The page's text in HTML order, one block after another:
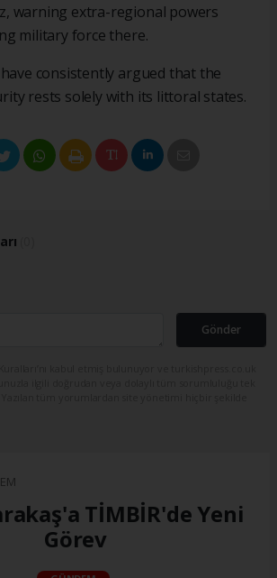
warning extra-regional powers
military force there.
consistently argued that the
rests solely with its littoral states.
Gönder
TİMBİR'de Yeni
Görev